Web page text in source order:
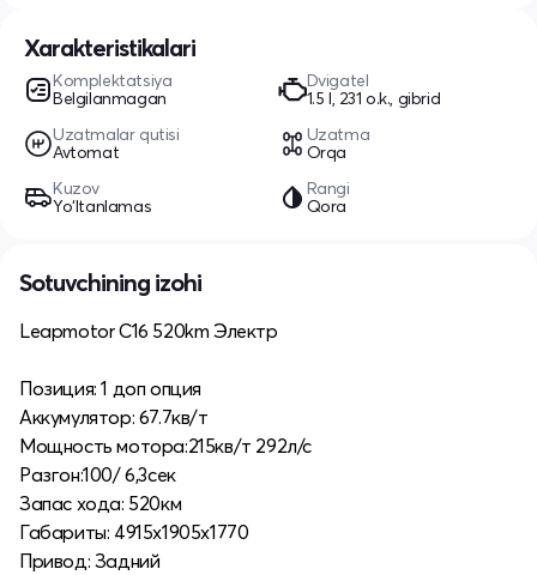
Xarakteristikalari
Komplektatsiya
Belgilanmagan
Dvigatel
1.5 l, 231 o.k., gibrid
Uzatmalar qutisi
Avtomat
Uzatma
Orqa
Kuzov
Yo‘ltanlamas
Rangi
Qora
Sotuvchining izohi
Leapmotor C16 520km Электр
Позиция: 1 доп опция
Аккумулятор: 67.7кв/т
Мощность мотора:215кв/т 292л/с
Разгон:100/ 6,3сек
Запас хода: 520км
Габариты: 4915х1905х1770
Привод: Задний